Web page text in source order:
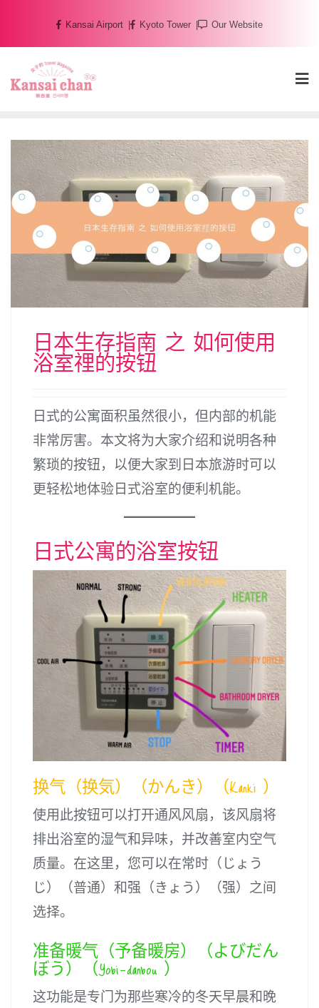
content
Kansai Airport Kyoto Tower Our Website
日本生存指南 之 如何使用
浴室𥚃的按钮
日式的公寓面积虽然很小，但内部的机能
非常厉害。本文将为大家介绍和说明各种
繁琐的按钮，以便大家到日本旅游时可以
更轻松地体验日式浴室的便利机能。
日式公寓的浴室按钮
换气（换気）（かんき）（Kanki ）
使用此按钮可以打开通风风扇，该风扇将
排出浴室的湿气和异味，并改善室内空气
质量。在这里，您可以在常时（じょう
じ）（普通）和强（きょう）（强）之间
选择。
准备暖气（予备暖房）（よびだん
ぼう）（Yobi-danbou ）
这功能是专门为那些寒冷的冬天早晨和晚